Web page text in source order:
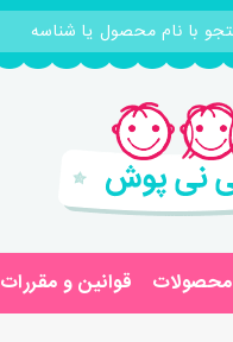
محصولات قوانین و مقررات